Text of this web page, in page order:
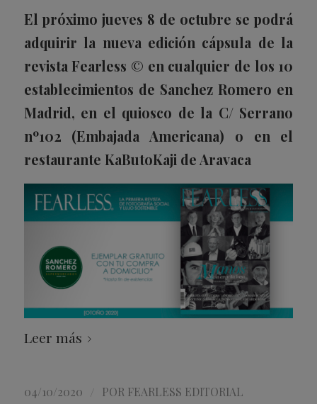
El próximo jueves 8 de octubre se podrá
adquirir la nueva edición cápsula de la
revista Fearless © en cualquier de los 10
establecimientos de Sanchez Romero en
Madrid, en el quiosco de la C/ Serrano
nº102 (Embajada Americana) o en el
restaurante KaButoKaji de Aravaca
Leer más
04/10/2020 POR FEARLESS EDITORIAL